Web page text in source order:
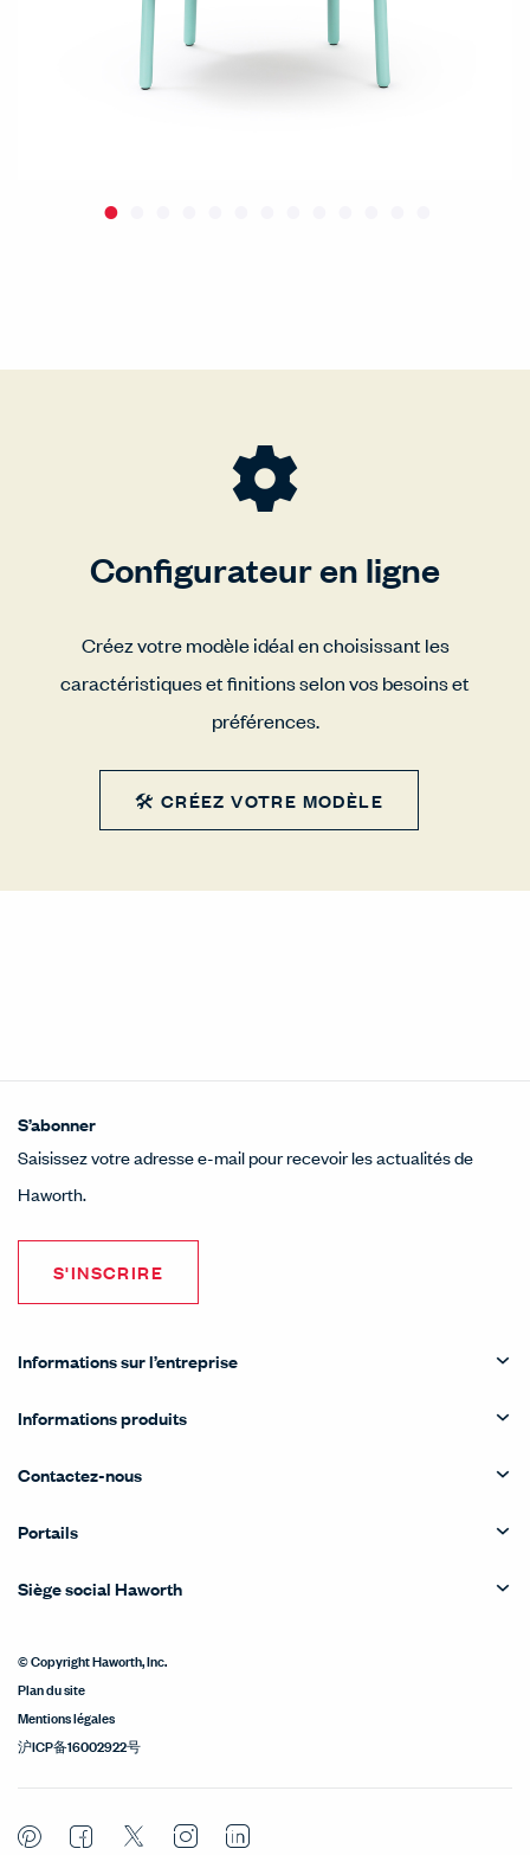
Configurateur en ligne
Créez votre modèle idéal en choisissant les
caractéristiques et finitions selon vos besoins et
préférences.
🛠 CRÉEZ VOTRE MODÈLE
S’abonner
Saisissez votre adresse e-mail pour recevoir les actualités de
Haworth.
S'INSCRIRE
Informations sur l’entreprise
Informations produits
Contactez-nous
Portails
Siège social Haworth
© Copyright Haworth, Inc.
Plan du site
Mentions légales
沪ICP备16002922号
PinterestFacebook
TwitterInstagramLinkedIn